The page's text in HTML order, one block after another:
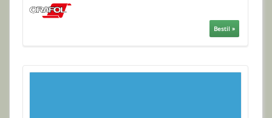
Bestil »